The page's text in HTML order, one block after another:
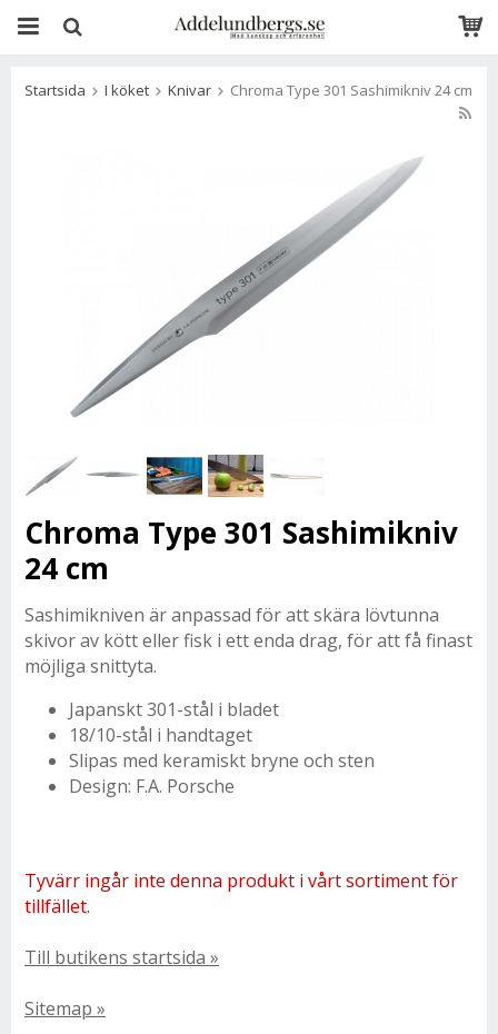
Startsida I köket Knivar Chroma Type 301 Sashimikniv 24 cm
Chroma Type 301 Sashimikniv
24 cm
Sashimikniven är anpassad för att skära lövtunna
skivor av kött eller fisk i ett enda drag, för att få finast
möjliga snittyta.
Japanskt 301-stål i bladet
18/10-stål i handtaget
Slipas med keramiskt bryne och sten
Design: F.A. Porsche
Tyvärr ingår inte denna produkt i vårt sortiment för
tillfället.
Till butikens startsida »
Sitemap »